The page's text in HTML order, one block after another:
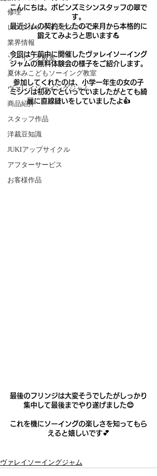
修理
レンタルソーイングスペース
業界情報
ソーイング教室
夏休みこどもソーイング教室
ヴァレイソーイングジャム
商品紹介
スタッフ作品
洋裁豆知識
JUKIアップサイクル
アフターサービス
お客様作品
こんにちは。ボビンズミシンスタッフの翠で
す。
最近ジムの契約をしたので来月から本格的に
鍛えてみようと思います💪
今回は午前中に開催したヴァレイソーイング
ジャムの無料体験会の様子をご紹介します。
参加してくれたのは、小学一年生の女の子
ミシンは初めてといっていましたがとても綺
麗に直線縫いをしていましたよ👍
最後のフリンジは大変そうでしたがしっかり
集中して最後までやり遂げました😊
これを機にソーイングの楽しさを知ってもら
えると嬉しいです💕
ヴァレイソーイングジャム